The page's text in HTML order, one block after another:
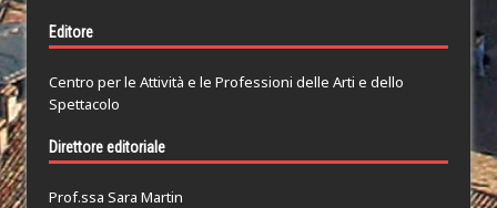
Editore
Centro per le Attività e le Professioni delle Arti e dello
Spettacolo
Direttore editoriale
Prof.ssa Sara Martin